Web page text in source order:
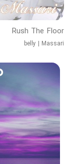
Rush The Floor
belly | Massari